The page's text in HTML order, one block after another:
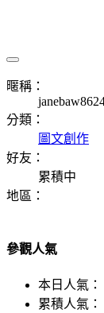
暱稱：
分類：
圖文創作
好友：
累積中
地區：
參觀人氣
本日人氣：
累積人氣：